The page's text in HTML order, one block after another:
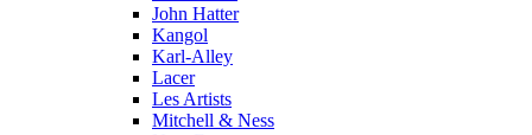
John Hatter
Kangol
Karl-Alley
Lacer
Les Artists
Mitchell & Ness